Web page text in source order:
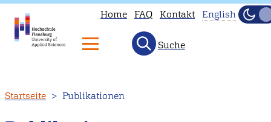
zum
Home FAQ Kontakt English
Hell
Suche
Startseite Publikationen